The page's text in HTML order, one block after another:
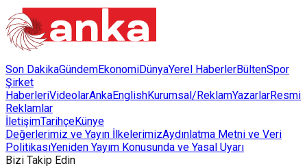
Son DakikaGündemEkonomiDünyaYerel HaberlerBültenSpor
Şirket
HaberleriVideolarAnkaEnglishKurumsal/ReklamYazarlarResmi
Reklamlar
İletişimTarihçeKünye
Değerlerimiz ve Yayın İlkelerimizAydınlatma Metni ve Veri
PolitikasıYeniden Yayım Konusunda ve Yasal Uyarı
Bizi Takip Edin